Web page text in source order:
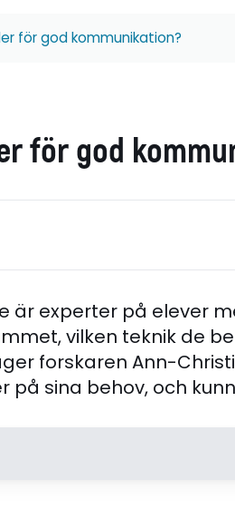
för god kommunikation?
för god
är experter på elever
vilken teknik de
forskaren Ann-
på sina behov, och